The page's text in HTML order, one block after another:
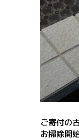
ご寄付の
お掃除開